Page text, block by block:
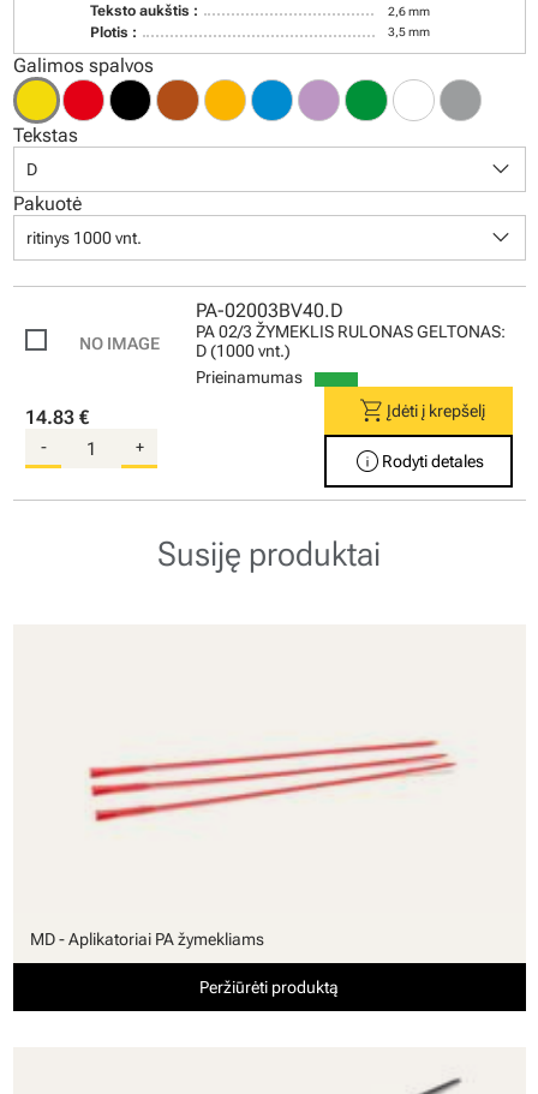
Teksto aukštis : 2,6 mm
Plotis : 3,5 mm
Galimos spalvos
Tekstas
D keyboard_arrow_down
Pakuotė
ritinys 1000 vnt. keyboard_arrow_down
PA-02003BV40.D
PA 02/3 ŽYMEKLIS RULONAS GELTONAS:
D (1000 vnt.)
Prieinamumas
14.83 €
- +
shopping_cartĮdėti į krepšelį
info Rodyti detales
Susiję produktai
MD - Aplikatoriai PA žymekliams
Peržiūrėti produktą